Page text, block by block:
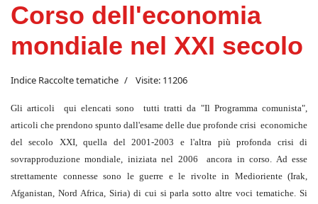
Corso dell'economia
mondiale nel XXI secolo
Indice Raccolte tematiche Visite: 11206
Gli articoli qui elencati sono tutti tratti da "Il Programma comunista",
articoli che prendono spunto dall'esame delle due profonde crisi economiche
del secolo XXI, quella del 2001-2003 e l'altra più profonda crisi di
sovrapproduzione mondiale, iniziata nel 2006 ancora in corso. Ad esse
strettamente connesse sono le guerre e le rivolte in Medioriente (Irak,
Afganistan, Nord Africa, Siria) di cui si parla sotto altre voci tematiche. Si